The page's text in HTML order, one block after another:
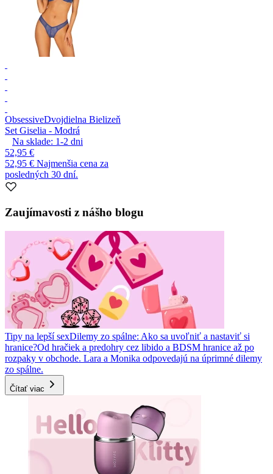
ObsessiveDvojdielna Bielizeň
Set Giselia - Modrá
Na sklade: 1-2 dni
52,95 €
52,95 € Najmenšia cena za
posledných 30 dní.
Zaujímavosti z nášho blogu
Tipy na lepší sexDilemy zo spálne: Ako sa uvoľniť a nastaviť si
hranice?Od hračiek a predohry cez libido a BDSM hranice až po
rozpaky v obchode. Lara a Monika odpovedajú na úprimné dilemy
zo spálne.
Čítať viac